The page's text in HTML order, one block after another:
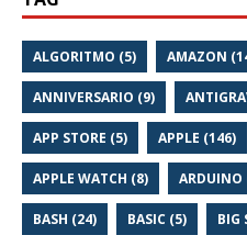
ALGORITMO (5) AMAZON
ANNIVERSARIO (9)
APP STORE (5) APPLE (146)
APPLE WATCH (8) ARDUINO
BASH (24) BASIC (5) BIG